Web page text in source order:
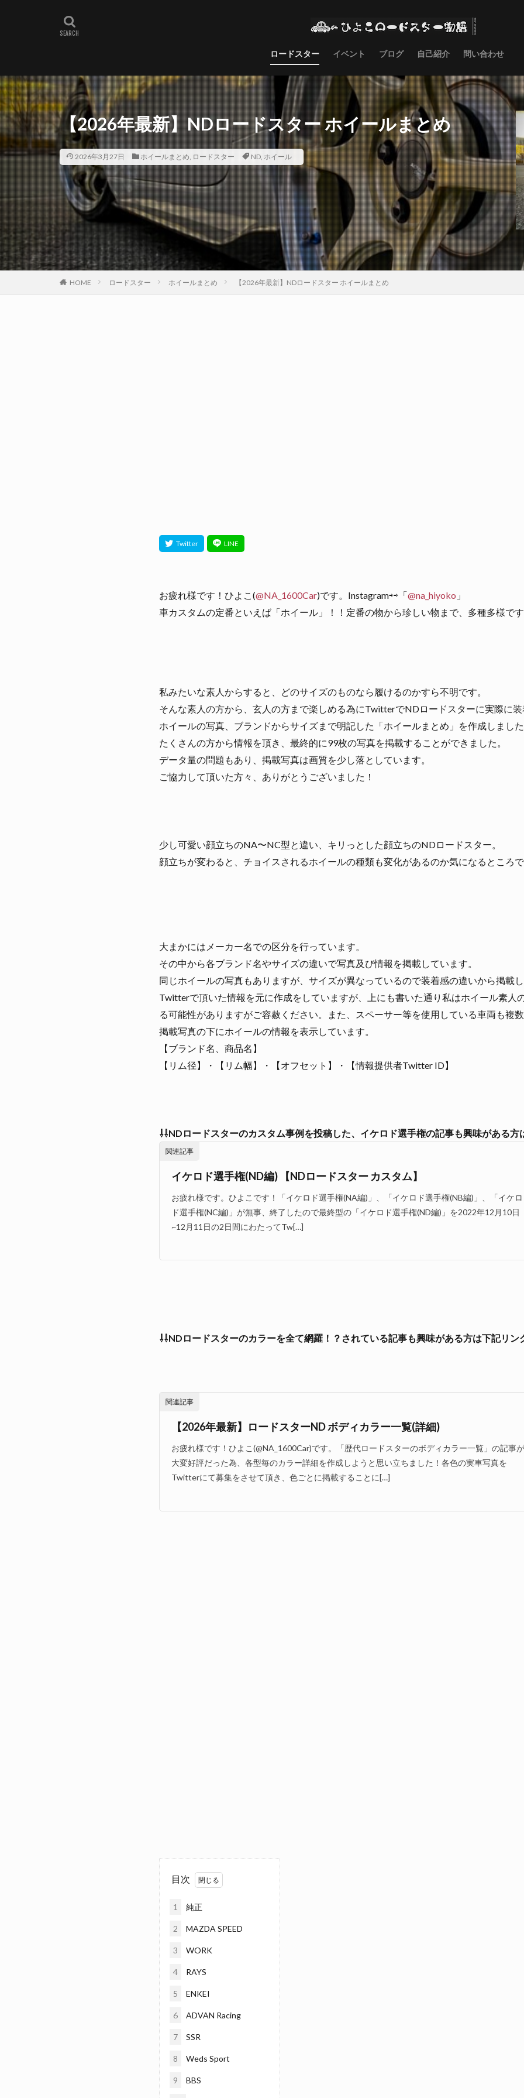
ロードスター イベント ブログ 自己紹介 問い合わせ
【2026年最新】NDロードスター ホイールまとめ
2026年3月27日 ホイールまとめ, ロードスター ND, ホイール
HOME ロードスター ホイールまとめ 【2026年最新】NDロードスター ホイールまとめ
お疲れ様です！ひよこ(@NA_1600Car)です。Instagram⇨⇨「@na_hiyoko 」
車カスタムの定番といえば「ホイール」！！定番の物から珍しい物まで、多種多様です
私みたいな素人からすると、どのサイズのものなら履けるのかすら不明です。
そんな素人の方から、玄人の方まで楽しめる為にTwitterでNDロードスターに実際に装
ホイールの写真、ブランドからサイズまで明記した「ホイールまとめ」を作成しました
たくさんの方から情報を頂き、最終的に99枚の写真を掲載することができました。
データ量の問題もあり、掲載写真は画質を少し落としています。
ご協力して頂いた方々、ありがとうございました！
少し可愛い顔立ちのNA〜NC型と違い、キリっとした顔立ちのNDロードスター。
顔立ちが変わると、チョイスされるホイールの種類も変化があるのか気になるところで
大まかにはメーカー名での区分を行っています。
その中から各ブランド名やサイズの違いで写真及び情報を掲載しています。
同じホイールの写真もありますが、サイズが異なっているので装着感の違いから掲載し
Twitterで頂いた情報を元に作成をしていますが、上にも書いた通り私はホイール素人
る可能性がありますがご容赦ください。また、スペーサー等を使用している車両も複数
掲載写真の下にホイールの情報を表示しています。
【ブランド名、商品名】
【リム径】・【リム幅】・【オフセット】・【情報提供者Twitter ID】
⇩⇩NDロードスターのカスタム事例を投稿した、イケロド選手権の記事も興味がある方
関連記事
イケロド選手権(ND編) 【NDロードスター カスタム】
お疲れ様です。ひよこです！「イケロド選手権(NA編)」、「イケロド選手権(NB編)」、「イケロ
ド選手権(NC編)」が無事、終了したので最終型の「イケロド選手権(ND編)」を2022年12月10日
~12月11日の2日間にわたってTw[…]
⇩⇩NDロードスターのカラーを全て網羅！？されている記事も興味がある方は下記リン
関連記事
【2026年最新】ロードスターND ボディカラー一覧(詳細)
お疲れ様です！ひよこ(@NA_1600Car)です。「歴代ロードスターのボディカラー一覧」の記事が
大変好評だった為、各型毎のカラー詳細を作成しようと思い立ちました！各色の実車写真を
Twitterにて募集をさせて頂き、色ごとに掲載することに[…]
目次
1 純正
2 MAZDA SPEED
3 WORK
4 RAYS
5 ENKEI
6 ADVAN Racing
7 SSR
8 Weds Sport
9 BBS